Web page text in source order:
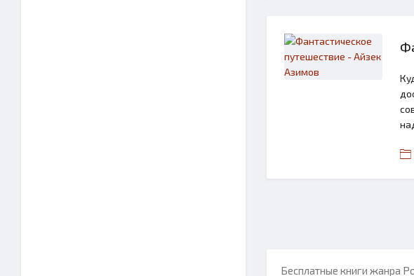
Бесплатные книги жанра